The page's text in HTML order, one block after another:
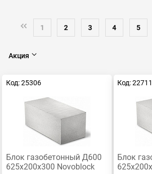
Малоярославец
Старая Купавна
Д500
Эко Ярославль
КСЗ
Клей для газобетона
1 2 3 4 5
Акция
Код: 25306
Блок газобетонный Д600
625х200х300 Novoblock
Код: 22711
Блок